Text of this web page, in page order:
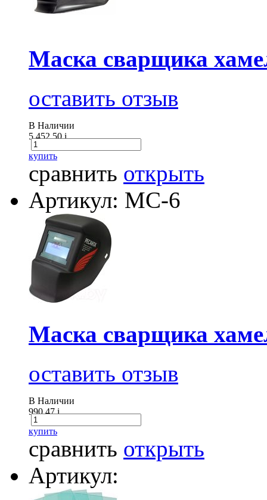
Маска сварщика
оставить отзыв
В Наличии
5 452.50i
купить
сравнить открыть
Артикул: МС-6
Маска сварщика
оставить отзыв
В Наличии
990.47i
купить
сравнить открыть
Артикул: